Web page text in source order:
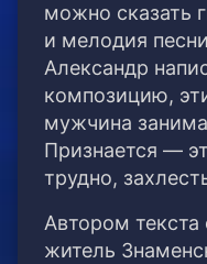
можно сказать
и мелодия
Александр
композицию,
мужчина
Признается —
трудно,
Автором
житель